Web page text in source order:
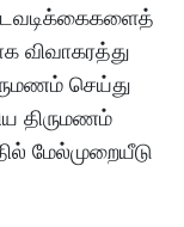
விவாகரத்து
செய்து
திருமணம்
மேல்முறையீடு